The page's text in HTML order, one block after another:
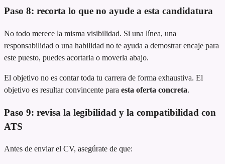
Paso 8: recorta lo que no ayude a esta candidatura
No todo merece la misma visibilidad. Si una línea, una
responsabilidad o una habilidad no te ayuda a demostrar encaje para
este puesto, puedes acortarla o moverla abajo.
El objetivo no es contar toda tu carrera de forma exhaustiva. El
objetivo es resultar convincente para esta oferta concreta.
Paso 9: revisa la legibilidad y la compatibilidad con
ATS
Antes de enviar el CV, asegúrate de que: